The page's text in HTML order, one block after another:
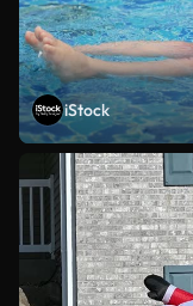
iStock